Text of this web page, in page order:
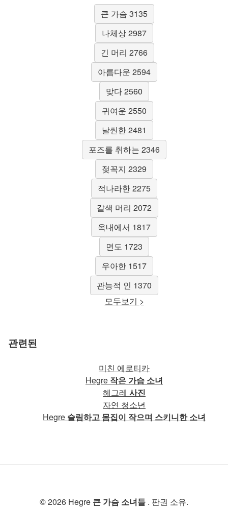
큰 가슴 3135
나체상 2987
긴 머리 2766
아름다운 2594
맞다 2560
귀여운 2550
날씬한 2481
포즈를 취하는 2346
젖꼭지 2329
적나라한 2275
갈색 머리 2072
옥내에서 1817
면도 1723
우아한 1517
관능적 인 1370
모두보기 >
관련된
미친 에로티카
Hegre 작은 가슴 소녀
헤그레 사진
자연 청소년
Hegre 슬림하고 몸집이 작으며 스키니한 소녀
© 2026 Hegre 큰 가슴 소녀들 . 판권 소유.